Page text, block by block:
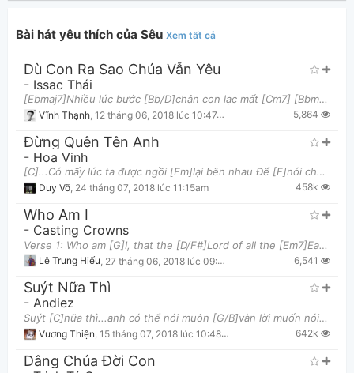
Bài hát đã đăng
Thông tin chung
Bài hát yêu thích của Sêu Xem tất cả
Dù Con Ra Sao Chúa Vẫn Yêu
- Issac Thái
[Ebmaj7]Nhiều lúc bước [Bb/D]chân con lạc mất [Cm7] [Bbm7] [Eb] [Ab]Nhiều lúc trái [Eb/G]tim con g
Vĩnh Thạnh, 12 tháng 06, 2018 lúc 10:47am 5,864
Đừng Quên Tên Anh
- Hoa Vinh
[C]...Có mấy lúc ta được ngồi [Em]lại bên nhau Để [F]nói cho em nghe những [Fm6]câu chuyện từng [E
Duy Võ, 24 tháng 07, 2018 lúc 11:15am 458k
Who Am I
- Casting Crowns
Verse 1: Who am [G]I, that the [D/F#]Lord of all the [Em7]Earth Would [D]care to know my [C]name
Lê Trung Hiếu 27 tháng 06, 2018 lúc 09:32am 6,541
Suýt Nữa Thì
- Andiez
Suýt [C]nữa thì...anh có thể nói muôn [G/B]vàn lời muốn nói Suýt [Am]nữa thì...có thể đèo em qua [E
Vương Thiện 15 tháng 07, 2018 lúc 10:48am 642k
Dâng Chúa Đời Con